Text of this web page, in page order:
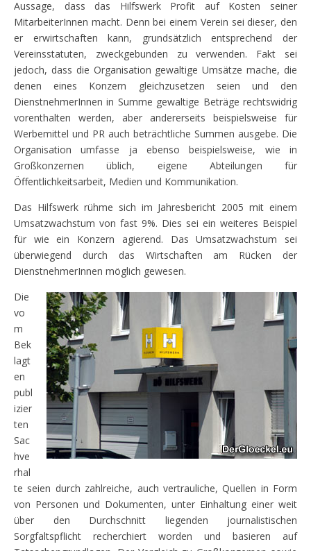
Aussage, dass das Hilfswerk Profit auf Kosten seiner
MitarbeiterInnen macht. Denn bei einem Verein sei dieser, den
er erwirtschaften kann, grundsätzlich entsprechend der
Vereinsstatuten, zweckgebunden zu verwenden. Fakt sei
jedoch, dass die Organisation gewaltige Umsätze mache, die
denen eines Konzern gleichzusetzen seien und den
DienstnehmerInnen in Summe gewaltige Beträge rechtswidrig
vorenthalten werden, aber andererseits beispielsweise für
Werbemittel und PR auch beträchtliche Summen ausgebe. Die
Organisation umfasse ja ebenso beispielsweise, wie in
Großkonzernen üblich, eigene Abteilungen für
Öffentlichkeitsarbeit, Medien und Kommunikation.
Das Hilfswerk rühme sich im Jahresbericht 2005 mit einem
Umsatzwachstum von fast 9%. Dies sei ein weiteres Beispiel
für wie ein Konzern agierend. Das Umsatzwachstum sei
überwiegend durch das Wirtschaften am Rücken der
DienstnehmerInnen möglich gewesen.
Die
vo
m
Bek
lagt
en
publ
izier
ten
Sac
hve
rhal
te seien durch zahlreiche, auch vertrauliche, Quellen in Form
von Personen und Dokumenten, unter Einhaltung einer weit
über den Durchschnitt liegenden journalistischen
Sorgfaltspflicht recherchiert worden und basieren auf